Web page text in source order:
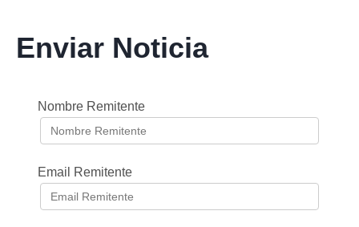
Enviar Noticia
Nombre Remitente
Email Remitente